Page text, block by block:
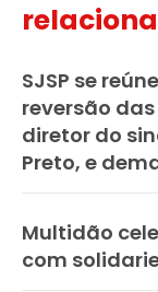
SJSP se
reversão
diretor do
Preto, e
Multidão
com